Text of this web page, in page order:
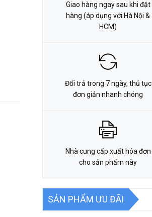
Giao hàng ngay sau khi đặt
hàng (áp dụng với Hà Nội &
HCM)
Đổi trả trong 7 ngày, thủ tục
đơn giản nhanh chóng
Nhà cung cấp xuất hóa đơn
cho sản phẩm này
SẢN PHẨM ƯU ĐÃI